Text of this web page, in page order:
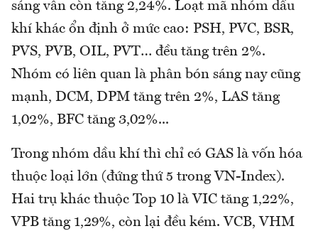
sáng vẫn còn tăng 2,24%. Loạt mã nhóm dầu
khí khác ổn định ở mức cao: PSH, PVC, BSR,
PVS, PVB, OIL, PVT… đều tăng trên 2%.
Nhóm có liên quan là phân bón sáng nay cũng
mạnh, DCM, DPM tăng trên 2%, LAS tăng
1,02%, BFC tăng 3,02%...
Trong nhóm dầu khí thì chỉ có GAS là vốn hóa
thuộc loại lớn (đứng thứ 5 trong VN-Index).
Hai trụ khác thuộc Top 10 là VIC tăng 1,22%,
VPB tăng 1,29%, còn lại đều kém. VCB, VHM